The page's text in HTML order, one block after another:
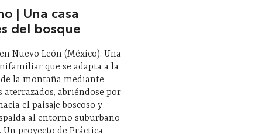
| Una casa
del bosque
Nuevo León (México). Una
que se adapta a la
la montaña mediante
aterrazados, abriéndose por
el paisaje boscoso y
al entorno suburbano
proyecto de Práctica